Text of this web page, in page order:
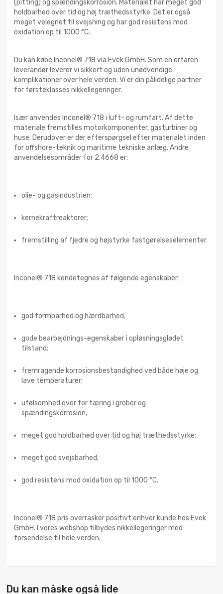
(pitting) og spændingskorrosion. Materialet har meget god
holdbarhed over tid og høj træthedsstyrke. Det er også
meget velegnet til svejsning og har god resistens mod
oxidation op til 1000 °C.
Du kan købe Inconel® 718 via Evek GmbH. Som en erfaren
leverandør leverer vi sikkert og uden unødvendige
komplikationer over hele verden. Vi er din pålidelige partner
for førsteklasses nikkellegeringer.
Især anvendes Inconel® 718 i luft- og rumfart. Af dette
materiale fremstilles motorkomponenter, gasturbiner og
huse. Derudover er der efterspørgsel efter materialet inden
for offshore-teknik og maritime tekniske anlæg. Andre
anvendelsesområder for 2.4668 er:
olie- og gasindustrien;
kernekraftreaktorer;
fremstilling af fjedre og højstyrke fastgørelseselementer.
Inconel® 718 kendetegnes af følgende egenskaber:
god formbarhed og hærdbarhed;
gode bearbejdnings-egenskaber i opløsningsglødet
tilstand;
fremragende korrosionsbestandighed ved både høje og
lave temperaturer;
ufølsomhed over for tæring i grober og
spændingskorrosion;
meget god holdbarhed over tid og høj træthedsstyrke;
meget god svejsbarhed;
god resistens mod oxidation op til 1000 °C.
Inconel® 718 pris overrasker positivt enhver kunde hos Evek
GmbH. I vores webshop tilbydes nikkellegeringer med
forsendelse til hele verden.
Du kan måske også lide